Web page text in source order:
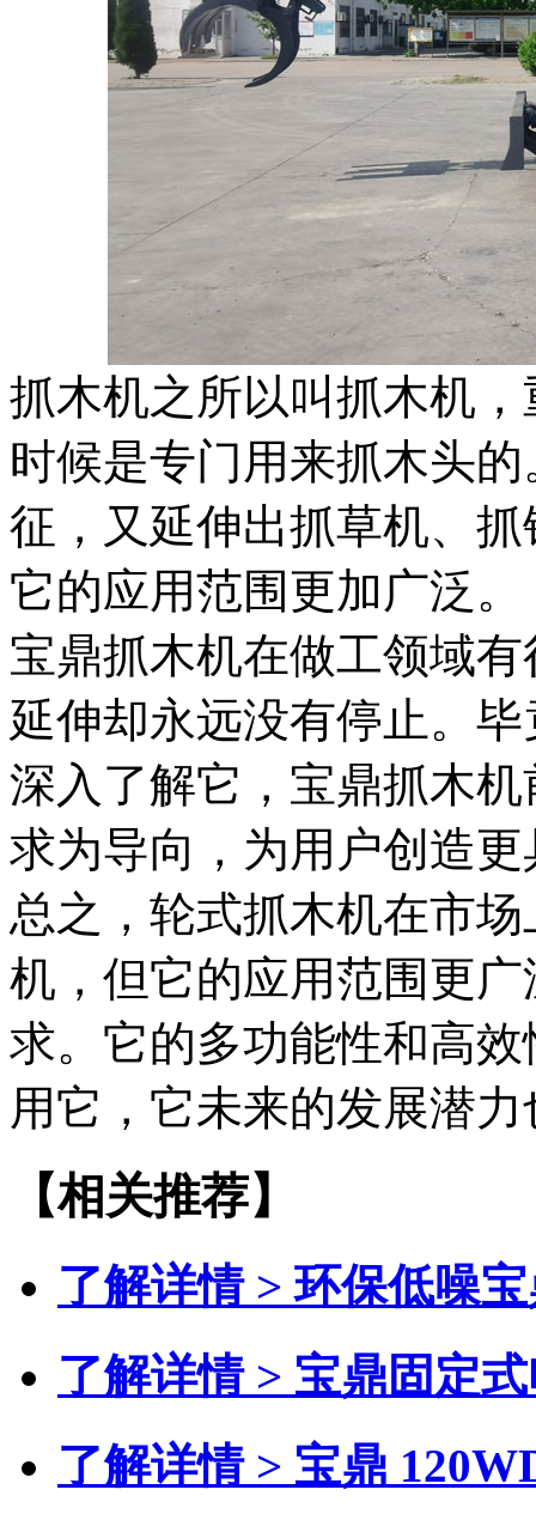
抓木机之所以叫抓木机
时候是专门用来抓木头
征，又延伸出抓草机、
它的应用范围更加广泛。
宝鼎抓木机在做工领域
延伸却永远没有停止。
深入了解它，宝鼎抓木
求为导向，为用户创造
总之，轮式抓木机在市
机，但它的应用范围更
求。它的多功能性和高
用它，它未来的发展潜
【相关推荐】
了解详情 >环保低噪
了解详情 > 宝鼎固定
了解详情 > 宝鼎